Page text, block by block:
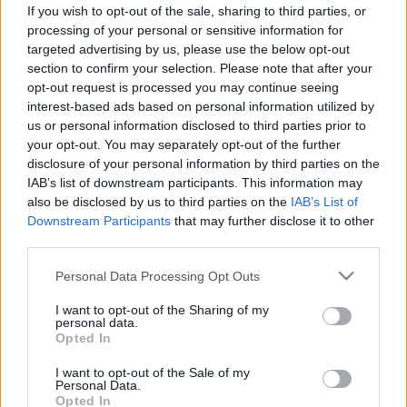
If you wish to opt-out of the sale, sharing to third parties, or
processing of your personal or sensitive information for
targeted advertising by us, please use the below opt-out
section to confirm your selection. Please note that after your
opt-out request is processed you may continue seeing
interest-based ads based on personal information utilized by
us or personal information disclosed to third parties prior to
your opt-out. You may separately opt-out of the further
disclosure of your personal information by third parties on the
IAB’s list of downstream participants. This information may
also be disclosed by us to third parties on the IAB’s List of
Downstream Participants that may further disclose it to other
Please note that this website/app uses one or more Google
not limited to your visit or usage behaviour. You may click to
grant or deny consent to Google and its third-party tags to
use your data for below specified purposes in below Google
consent section.
Personal Data Processing Opt Outs
I want to opt-out of the Sharing of my
personal data.
Opted In
I want to opt-out of the Sale of my
Personal Data.
Opted In